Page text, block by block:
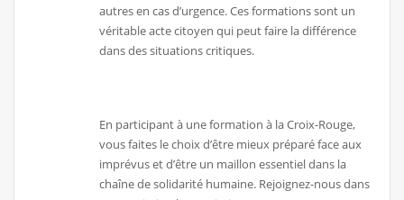
autres en cas d’urgence. Ces formations sont un
véritable acte citoyen qui peut faire la différence
dans des situations critiques.
En participant à une formation à la Croix-Rouge,
vous faites le choix d’être mieux préparé face aux
imprévus et d’être un maillon essentiel dans la
chaîne de solidarité humaine. Rejoignez-nous dans